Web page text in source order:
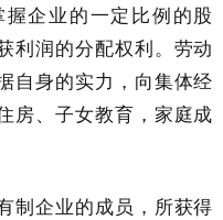
企业的一定比例的股
利润的分配权利。劳动
自身的实力，向集体经
房、子女教育，家庭成
制企业的成员，所获得